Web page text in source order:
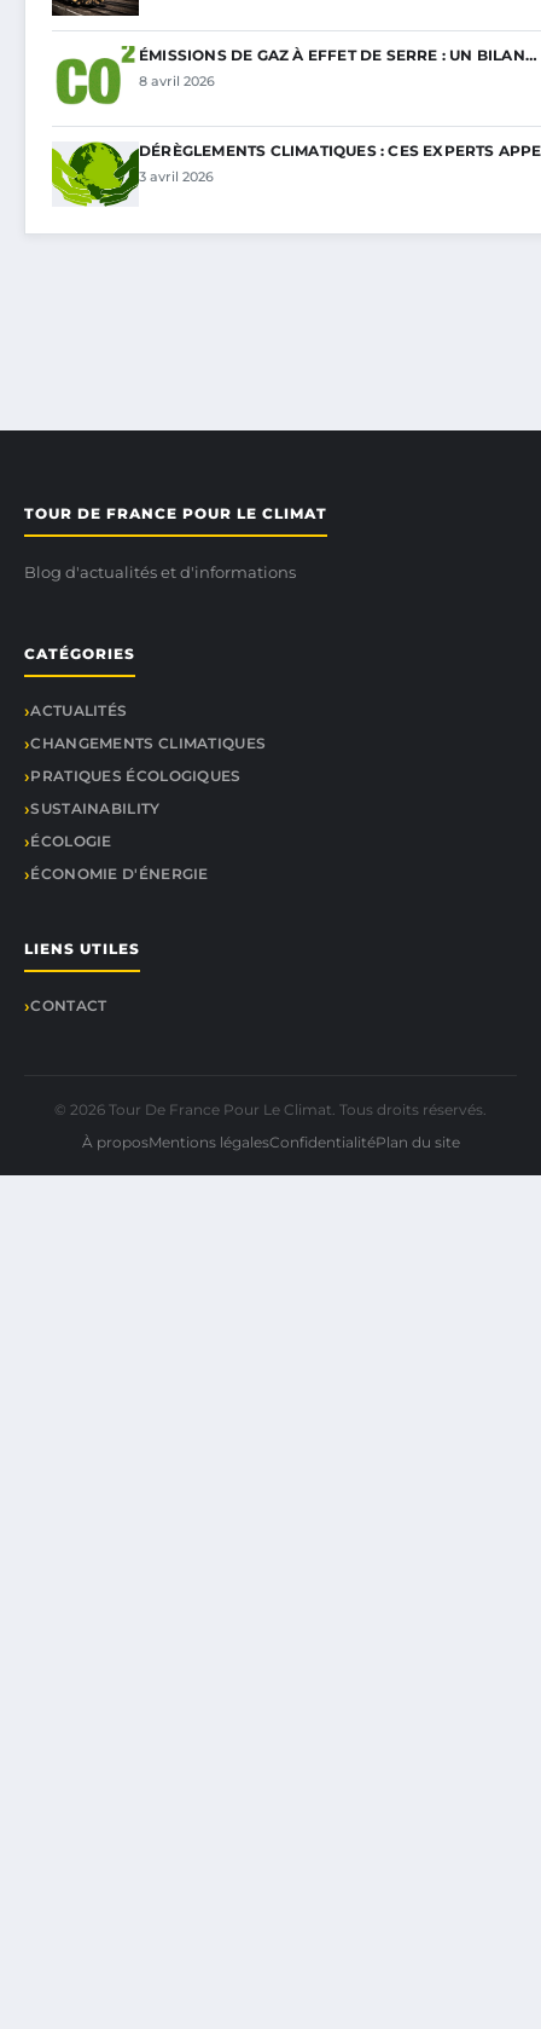
ÉMISSIONS DE GAZ À EFFET DE SERRE : UN BILAN…
8 avril 2026
DÉRÈGLEMENTS CLIMATIQUES : CES EXPERTS
3 avril 2026
TOUR DE FRANCE POUR LE CLIMAT
Blog d'actualités et d'informations
CATÉGORIES
ACTUALITÉS
CHANGEMENTS CLIMATIQUES
PRATIQUES ÉCOLOGIQUES
SUSTAINABILITY
ÉCOLOGIE
ÉCONOMIE D'ÉNERGIE
LIENS UTILES
CONTACT
© 2026 Tour De France Pour Le Climat. Tous droits réservés.
À proposMentions légalesConfidentialitéPlan du site